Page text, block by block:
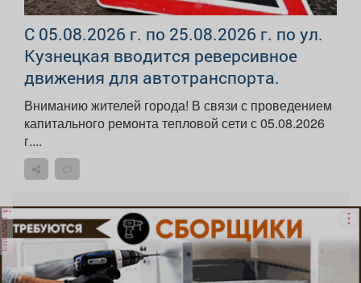
С 05.08.2026 г. по 25.08.2026 г. по ул.
Кузнецкая вводится реверсивное
движения для автотранспорта.
Вниманию жителей города! В связи с проведением
капитального ремонта тепловой сети с 05.08.2026
г....
реклама